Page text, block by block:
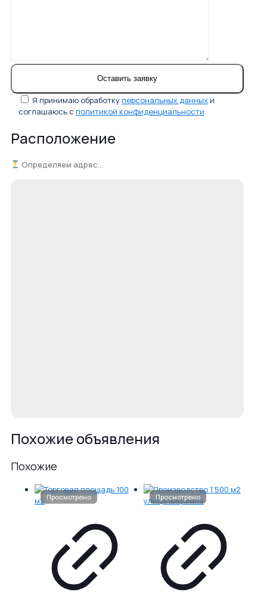
Я принимаю обработкуперсональных данных и
соглашаюсь с политикой конфиденциальности
Расположение
Определяем адрес...
Похожие объявления
Похожие